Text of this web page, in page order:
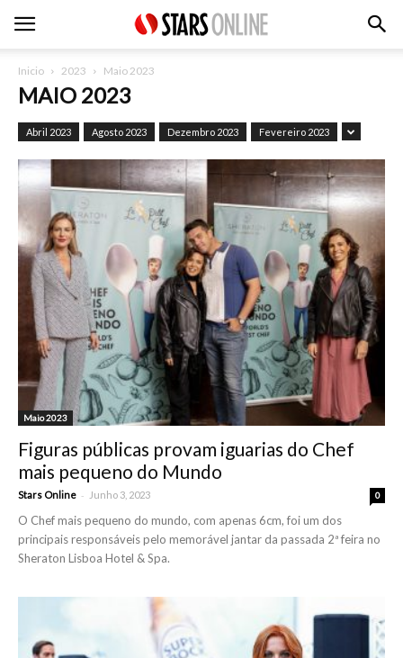
Inicio 2023 Maio 2023
MAIO 2023
Abril 2023 Agosto 2023 Dezembro 2023 Fevereiro 2023
Maio 2023
Figuras públicas provam iguarias do Chef
mais pequeno do Mundo
Stars Online - Junho 3, 2023 0
O Chef mais pequeno do mundo, com apenas 6cm, foi um dos
principais responsáveis pelo memorável jantar da passada 2ª feira no
Sheraton Lisboa Hotel & Spa.